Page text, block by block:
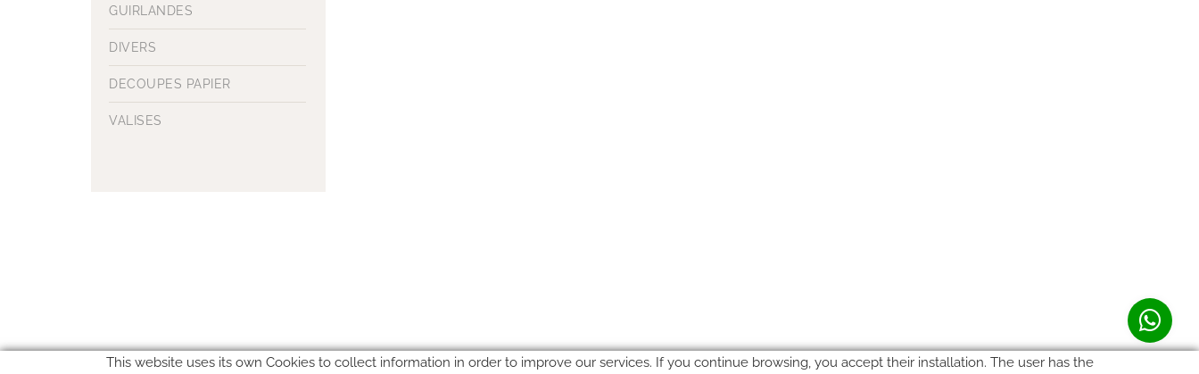
GUIRLANDES
DIVERS
DECOUPES PAPIER
VALISES
This website uses its own Cookies to collect information in order to improve our services. If you continue browsing, you accept their installation. The user has the